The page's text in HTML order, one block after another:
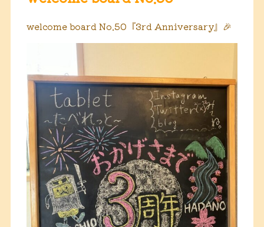
welcome board No.50『3rd Anniversary』🎉